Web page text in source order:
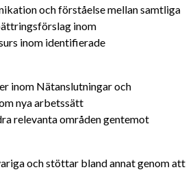
och förståelse mellan samtliga
inom
inom identifierade
inom Nätanslutningar och
nya arbetssätt
relevanta områden gentemot
och stöttar bland annat genom att